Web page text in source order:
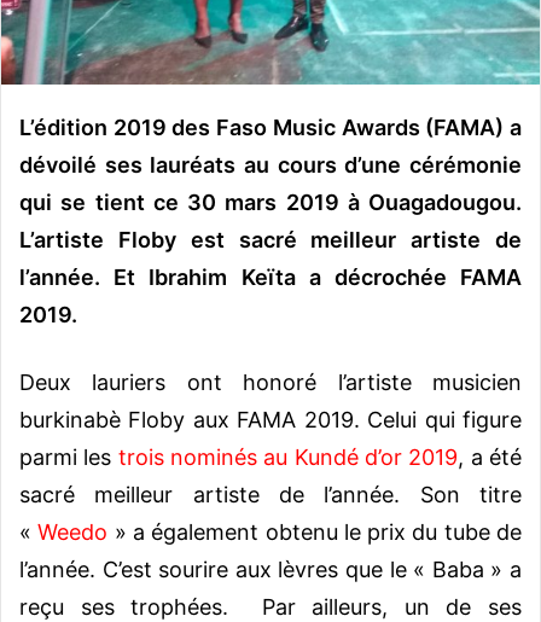
i
L’édition 2019 des Faso Music Awards (FAMA) a
dévoilé ses lauréats au cours d’une cérémonie
qui se tient ce 30 mars 2019 à Ouagadougou.
L’artiste Floby est sacré meilleur artiste de
l’année. Et Ibrahim Keïta a décrochée FAMA
2019.
Deux lauriers ont honoré l’artiste musicien
burkinabè Floby aux FAMA 2019. Celui qui figure
parmi les trois nominés au Kundé d’or 2019, a été
sacré meilleur artiste de l’année. Son titre
«Weedo » a également obtenu le prix du tube de
l’année. C’est sourire aux lèvres que le « Baba » a
reçu ses trophées. Par ailleurs, un de ses